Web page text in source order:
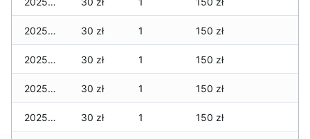
2025-12-29 30 zł 1 150 zł
2025-12-28 30 zł 1 150 zł
2025-12-27 30 zł 1 150 zł
2025-12-26 30 zł 1 150 zł